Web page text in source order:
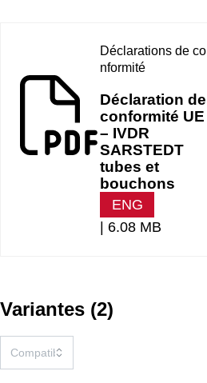
Déclarations de co
nformité
Déclaration de
conformité UE
– IVDR
SARSTEDT
tubes et
bouchons
ENG
6.08 MB
Variantes (2)